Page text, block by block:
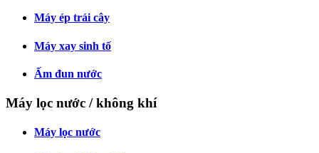
Máy ép trái cây
Máy xay sinh tố
Ấm đun nước
Máy lọc nước / không khí
Máy lọc nước